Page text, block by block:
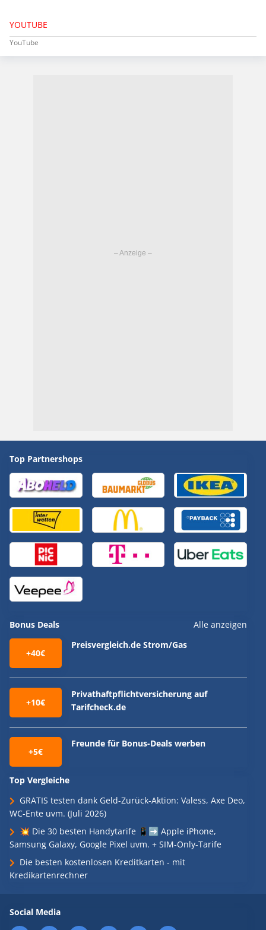
YOUTUBE
YouTube
Top Partnershops
Bonus Deals Alle anzeigen
+40€
Preisvergleich.de Strom/Gas
+10€
Privathaftpflichtversicherung auf
Tarifcheck.de
+5€
Freunde für Bonus-Deals werben
Top Vergleiche
GRATIS testen dank Geld-Zurück-Aktion: Valess, Axe Deo,
WC-Ente uvm. (Juli 2026)
💥 Die 30 besten Handytarife 📱➡️ Apple iPhone,
Samsung Galaxy, Google Pixel uvm. + SIM-Only-Tarife
Die besten kostenlosen Kreditkarten - mit
Kredikartenrechner
Social Media